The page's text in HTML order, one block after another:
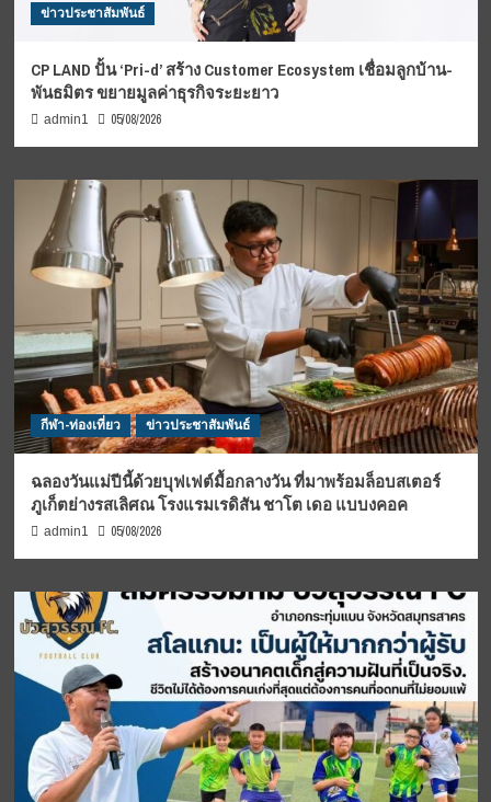
ข่าวประชาสัมพันธ์
CP LAND ปั้น ‘Pri-d’ สร้าง Customer Ecosystem เชื่อมลูกบ้าน-
พันธมิตร ขยายมูลค่าธุรกิจระยะยาว
admin1 05/08/2026
กีฬา-ท่องเที่ยว ข่าวประชาสัมพันธ์
ฉลองวันแม่ปีนี้ด้วยบุฟเฟต์มื้อกลางวัน ที่มาพร้อมล็อบสเตอร์
ภูเก็ตย่างรสเลิศณ โรงแรมเรดิสัน ชาโต เดอ แบบงคอค
admin1 05/08/2026